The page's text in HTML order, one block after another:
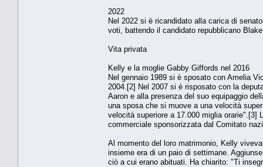
2022
Nel 2022 si è ricandidato alla carica di
voti, battendo il candidato repubblicano
Vita privata
Kelly e la moglie Gabby Giffords nel 2016
Nel gennaio 1989 si è sposato con Amelia
2004.[2] Nel 2007 si è risposato con la
Aaron e alla presenza del suo equipaggio
una sposa che si muove a una velocità
velocità superiore a 17.000 miglia orarie".[3]
commerciale sponsorizzata dal Comitato
Al momento del loro matrimonio, Kelly
insieme era di un paio di settimane.
ciò a cui erano abituati. Ha chiarito: "Ti